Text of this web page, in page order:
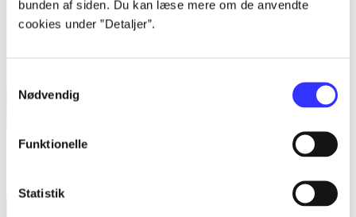
bunden af siden. Du kan læse mere om de anvendte
cookies under ”Detaljer”.
Nødvendig
Funktionelle
Statistik
Battle vs. chess